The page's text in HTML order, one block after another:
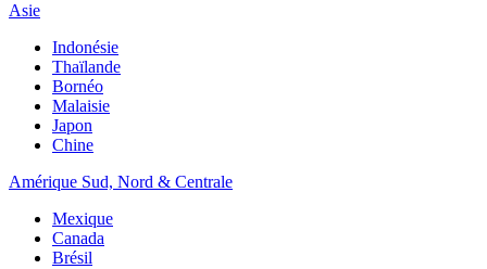
Asie
Indonésie
Thaïlande
Bornéo
Malaisie
Japon
Chine
Amérique Sud, Nord & Centrale
Mexique
Canada
Brésil